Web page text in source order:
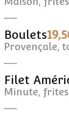
Boulets
Provençale,
Filet
Minute, frites